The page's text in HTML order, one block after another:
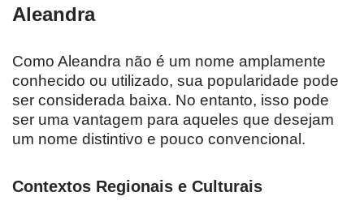
Aleandra
Como Aleandra não é um nome amplamente
conhecido ou utilizado, sua popularidade pode
ser considerada baixa. No entanto, isso pode
ser uma vantagem para aqueles que desejam
um nome distintivo e pouco convencional.
Contextos Regionais e Culturais